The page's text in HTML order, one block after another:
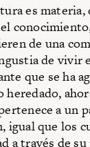
es
de una
de
que se ha
a un
igual que los
a través de